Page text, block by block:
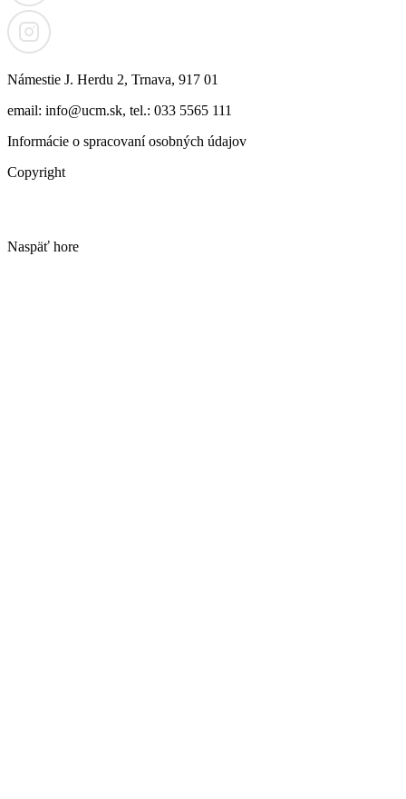
Námestie J. Herdu 2, Trnava, 917 01
email: info@ucm.sk, tel.: 033 5565 111
Informácie o spracovaní osobných údajov
Copyright
Naspäť hore